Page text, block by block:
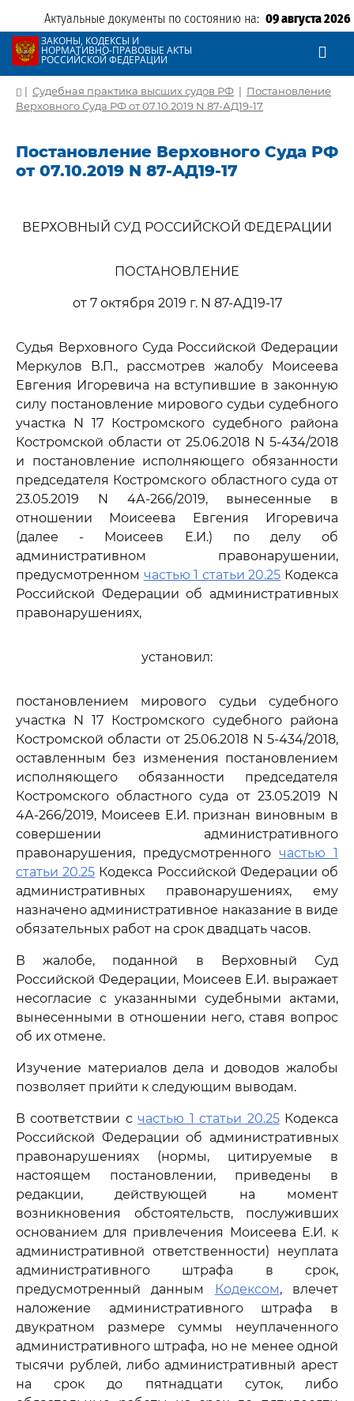
Актуальные документы по состоянию на: 09 августа 2026
ЗАКОНЫ, КОДЕКСЫ И
НОРМАТИВНО-ПРАВОВЫЕ АКТЫ
РОССИЙСКОЙ ФЕДЕРАЦИИ
| Судебная практика высших судов РФ | Постановление
Верховного Суда РФ от 07.10.2019 N 87-АД19-17
Постановление Верховного Суда РФ
от 07.10.2019 N 87-АД19-17
ВЕРХОВНЫЙ СУД РОССИЙСКОЙ ФЕДЕРАЦИИ
ПОСТАНОВЛЕНИЕ
от 7 октября 2019 г. N 87-АД19-17
Судья Верховного Суда Российской Федерации
Меркулов В.П., рассмотрев жалобу Моисеева
Евгения Игоревича на вступившие в законную
силу постановление мирового судьи судебного
участка N 17 Костромского судебного района
Костромской области от 25.06.2018 N 5-434/2018
и постановление исполняющего обязанности
председателя Костромского областного суда от
23.05.2019 N 4А-266/2019, вынесенные в
отношении Моисеева Евгения Игоревича
(далее - Моисеев Е.И.) по делу об
административном правонарушении,
предусмотренном частью 1 статьи 20.25 Кодекса
Российской Федерации об административных
правонарушениях,
установил:
постановлением мирового судьи судебного
участка N 17 Костромского судебного района
Костромской области от 25.06.2018 N 5-434/2018,
оставленным без изменения постановлением
исполняющего обязанности председателя
Костромского областного суда от 23.05.2019 N
4А-266/2019, Моисеев Е.И. признан виновным в
совершении административного
правонарушения, предусмотренного частью 1
статьи 20.25 Кодекса Российской Федерации об
административных правонарушениях, ему
назначено административное наказание в виде
обязательных работ на срок двадцать часов.
В жалобе, поданной в Верховный Суд
Российской Федерации, Моисеев Е.И. выражает
несогласие с указанными судебными актами,
вынесенными в отношении него, ставя вопрос
об их отмене.
Изучение материалов дела и доводов жалобы
позволяет прийти к следующим выводам.
В соответствии счастью 1 статьи 20.25Кодекса
Российской Федерации об административных
правонарушениях (нормы, цитируемые в
настоящем постановлении, приведены в
редакции, действующей на момент
возникновения обстоятельств, послуживших
основанием для привлечения Моисеева Е.И. к
административной ответственности) неуплата
административного штрафа в срок,
предусмотренный данным
Кодексом, влечет
наложение административного штрафа в
двукратном размере суммы неуплаченного
административного штрафа, но не менее одной
тысячи рублей, либо административный арест
на срок до пятнадцати суток, либо